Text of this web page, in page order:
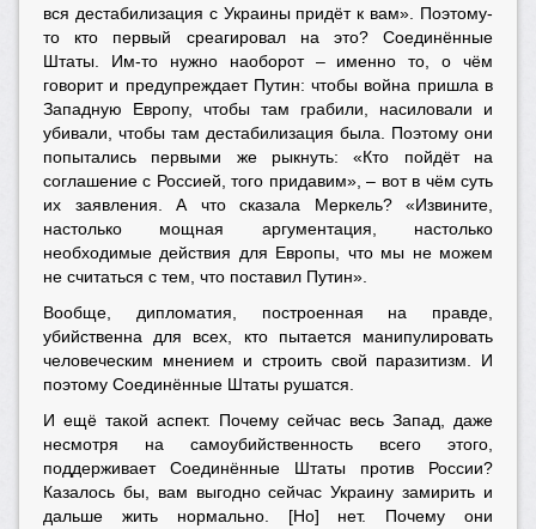
вся дестабилизация с Украины придёт к вам». Поэтому-
то кто первый среагировал на это? Соединённые
Штаты. Им-то нужно наоборот – именно то, о чём
говорит и предупреждает Путин: чтобы война пришла в
Западную Европу, чтобы там грабили, насиловали и
убивали, чтобы там дестабилизация была. Поэтому они
попытались первыми же рыкнуть: «Кто пойдёт на
соглашение с Россией, того придавим», – вот в чём суть
их заявления. А что сказала Меркель? «Извините,
настолько мощная аргументация, настолько
необходимые действия для Европы, что мы не можем
не считаться с тем, что поставил Путин».
Вообще, дипломатия, построенная на правде,
убийственна для всех, кто пытается манипулировать
человеческим мнением и строить свой паразитизм. И
поэтому Соединённые Штаты рушатся.
И ещё такой аспект. Почему сейчас весь Запад, даже
несмотря на самоубийственность всего этого,
поддерживает Соединённые Штаты против России?
Казалось бы, вам выгодно сейчас Украину замирить и
дальше жить нормально. [Но] нет. Почему они